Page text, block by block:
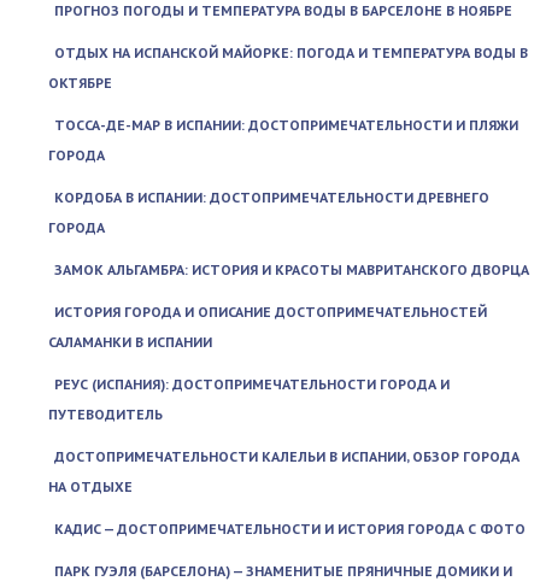
ПРОГНОЗ ПОГОДЫ И ТЕМПЕРАТУРА ВОДЫ В БАРСЕЛОНЕ В НОЯБРЕ
ОТДЫХ НА ИСПАНСКОЙ МАЙОРКЕ: ПОГОДА И ТЕМПЕРАТУРА ВОДЫ В
ОКТЯБРЕ
ТОССА-ДЕ-МАР В ИСПАНИИ: ДОСТОПРИМЕЧАТЕЛЬНОСТИ И ПЛЯЖИ
ГОРОДА
КОРДОБА В ИСПАНИИ: ДОСТОПРИМЕЧАТЕЛЬНОСТИ ДРЕВНЕГО
ГОРОДА
ЗАМОК АЛЬГАМБРА: ИСТОРИЯ И КРАСОТЫ МАВРИТАНСКОГО ДВОРЦА
ИСТОРИЯ ГОРОДА И ОПИСАНИЕ ДОСТОПРИМЕЧАТЕЛЬНОСТЕЙ
САЛАМАНКИ В ИСПАНИИ
РЕУС (ИСПАНИЯ): ДОСТОПРИМЕЧАТЕЛЬНОСТИ ГОРОДА И
ПУТЕВОДИТЕЛЬ
ДОСТОПРИМЕЧАТЕЛЬНОСТИ КАЛЕЛЬИ В ИСПАНИИ, ОБЗОР ГОРОДА
НА ОТДЫХЕ
КАДИС — ДОСТОПРИМЕЧАТЕЛЬНОСТИ И ИСТОРИЯ ГОРОДА С ФОТО
ПАРК ГУЭЛЯ (БАРСЕЛОНА) — ЗНАМЕНИТЫЕ ПРЯНИЧНЫЕ ДОМИКИ И